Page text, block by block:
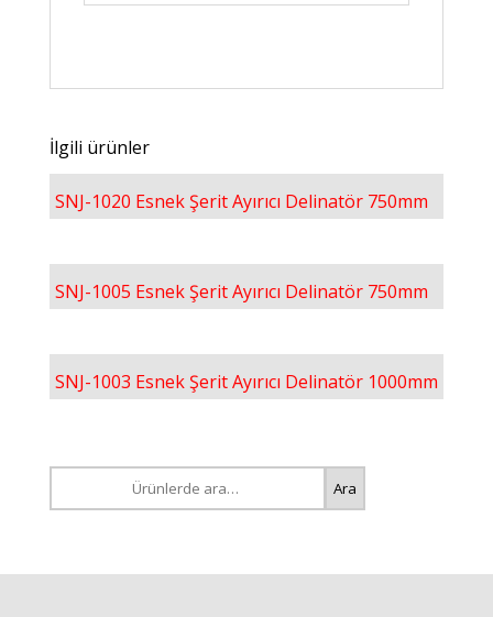
İlgili ürünler
SNJ-1020 Esnek Şerit Ayırıcı Delinatör 750mm
SNJ-1005 Esnek Şerit Ayırıcı Delinatör 750mm
SNJ-1003 Esnek Şerit Ayırıcı Delinatör 1000mm
Ara